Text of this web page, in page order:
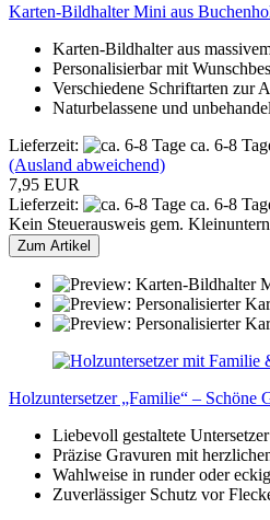
Karten-Bildhalter Mini aus
Karten-Bildhalter aus
Personalisierbar mit
Verschiedene Schriftarten zur
Naturbelassene und
Lieferzeit:
ca. 6-8
(Ausland abweichend)
7,95 EUR
Lieferzeit:
ca. 6-8
Kein Steuerausweis gem.
Zum Artikel
Holzuntersetzer „Familie“ – Schöne
Liebevoll gestaltete
Präzise Gravuren mit
Wahlweise in runder oder
Zuverlässiger Schutz vor